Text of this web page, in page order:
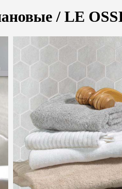
/ LE